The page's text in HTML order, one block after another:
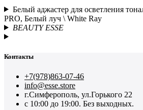
Белый аджастер для осветления
PRO, Белый луч \ White Ray
BEAUTY ESSE
Контакты
+7(978)863-07-46
info@esse.store
г.Симферополь, ул.Горького 22
с 10:00 до 19:00. Без выходных.